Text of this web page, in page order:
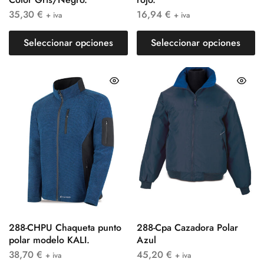
35,30 € + iva
Seleccionar opciones
16,94 € + iva
Seleccionar opciones
288-CHPU Chaqueta punto
polar modelo KALI.
38,70 € + iva
288-Cpa Cazadora Polar
Azul
45,20 € + iva